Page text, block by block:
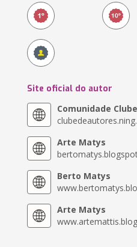
Site oficial do autor
Comunidade
Arte Matys
Berto Matys
Arte Matys